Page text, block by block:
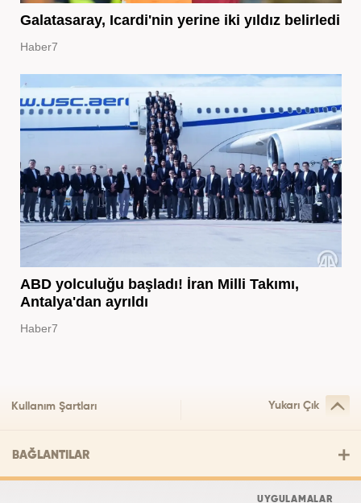
Galatasaray, Icardi'nin yerine iki yıldız belirledi
Haber7
ABD yolculuğu başladı! İran Milli Takımı,
Antalya'dan ayrıldı
Haber7
Kullanım Şartları Yukarı Çık
BAĞLANTILAR
UYGULAMALAR